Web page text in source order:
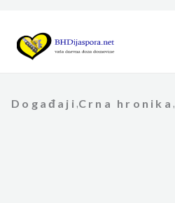
content
Događaji ,Crna hronika ,